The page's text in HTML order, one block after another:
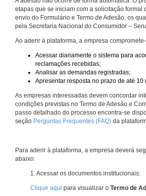
etapas que se iniciam com a solicitação formal
envio do Formulário e Termo de Adesão, os
pela Secretaria Nacional do Consumidor –
Ao aderir à plataforma, a empresa
Acessar diariamente o sistema para
reclamações recebidas;
Analisar as demandas registradas;
Apresentar resposta no prazo de até 10
As empresas interessadas devem concordar
condições previstas no Termo de Adesão e
passo detalhado do processo encontra-se
seção Perguntas Frequentes (FAQ) da
Para aderir à plataforma, a empresa deverá
abaixo:
1. Acessar os documentos institucionais:
Clique aqui para visualizar o Termo de